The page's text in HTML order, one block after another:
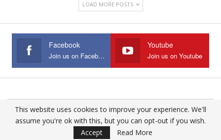
LOAD MORE POSTS
Facebook
Join us on Facebook
Youtube
Join us on Youtube
© 2025 - All Rights Reserved.
Website Design:
This website uses cookies to improve your experience. We'll
assume you're ok with this, but you can opt-out if you wish.
Accept
Read More